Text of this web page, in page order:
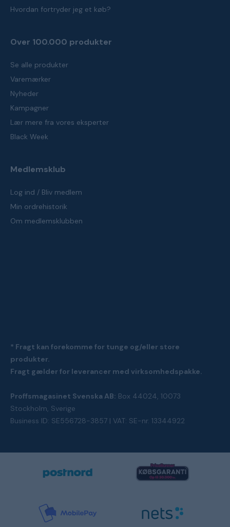
Hvordan fortryder jeg et køb?
Over 100.000 produkter
Se alle produkter
Varemærker
Nyheder
Kampagner
Lær mere fra vores eksperter
Black Week
Medlemsklub
Log ind / Bliv medlem
Min ordrehistorik
Om medlemsklubben
* Fragt kan forekomme for tunge og/eller store
produkter.
Fragt gælder for leverancer med virksomhedspakke.
Proffsmagasinet Svenska AB: Box 44024, 10073
Stockholm, Sverige
Business ID: SE556728-3857 | VAT: SE-nr. 13344922